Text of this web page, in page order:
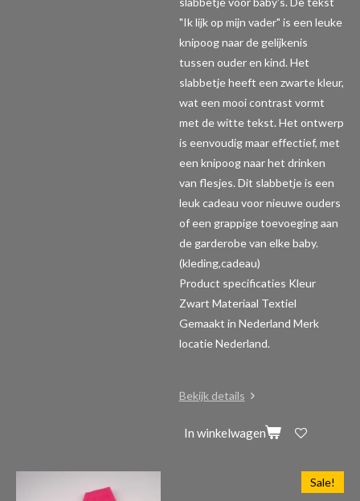
"Ik lijk op mijn vader" is een leuke
knipoog naar de gelijkenis
tussen ouder en kind. Het
slabbetje heeft een zwarte kleur,
wat een mooi contrast vormt
met de witte tekst. Het ontwerp
is eenvoudig maar effectief, met
een knipoog naar het drinken
van flesjes. Dit slabbetje is een
leuk cadeau voor nieuwe ouders
of een grappige toevoeging aan
de garderobe van elke baby.
(kleding,cadeau)
Product specificaties Kleur
Zwart Materiaal Textiel
Gemaakt in Nederland Merk
locatie Nederland.
Bekijk details
In winkelwagen
Sale!